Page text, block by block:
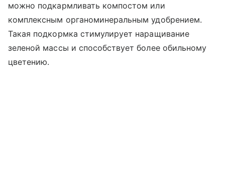
можно подкармливать компостом или
комплексным органоминеральным удобрением.
Такая подкормка стимулирует наращивание
зеленой массы и способствует более обильному
цветению.